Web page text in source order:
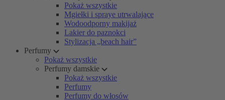
Pokaż wszystkie
Mgiełki i spraye utrwalające
Wodoodporny makijaż
Lakier do paznokci
Stylizacja „beach hair”
Perfumy
Pokaż wszystkie
Perfumy damskie
Pokaż wszystkie
Perfumy
Perfumy do włosów